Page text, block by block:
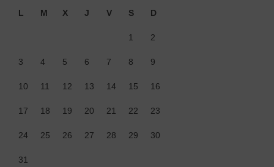
L
M X J V S D
1 2
3 4 5 6 7 8 9
10 11 12 13 14 15 16
17 18 19 20 21 22 23
24 25 26 27 28 29 30
31